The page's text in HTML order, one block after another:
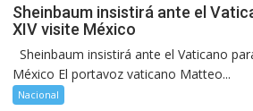
Sheinbaum insistirá ante el
XIV visite México
Sheinbaum insistirá ante el Vaticano
México El portavoz vaticano Matteo...
Nacional